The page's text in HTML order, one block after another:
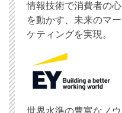
情報技術で消費者の心
を動かす、未来のマー
ケティングを実現。